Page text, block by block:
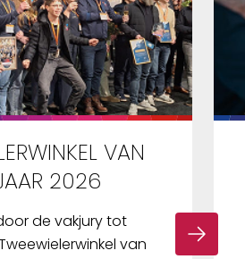
VAN
2026
de vakjury tot
van